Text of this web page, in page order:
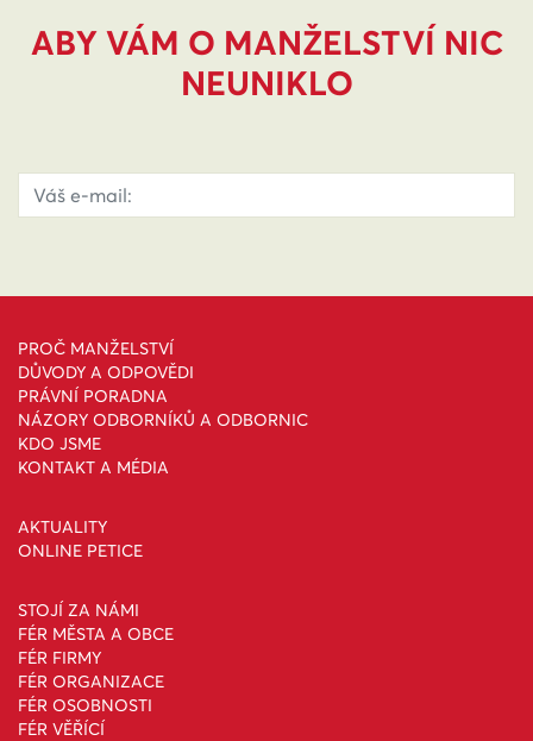
ABY VÁM O MANŽELSTVÍ NIC
NEUNIKLO
PROČ MANŽELSTVÍ
DŮVODY A ODPOVĚDI
PRÁVNÍ PORADNA
NÁZORY ODBORNÍKŮ A ODBORNIC
KDO JSME
KONTAKT A MÉDIA
AKTUALITY
ONLINE PETICE
STOJÍ ZA NÁMI
FÉR MĚSTA A OBCE
FÉR FIRMY
FÉR ORGANIZACE
FÉR OSOBNOSTI
FÉR VĚŘÍCÍ